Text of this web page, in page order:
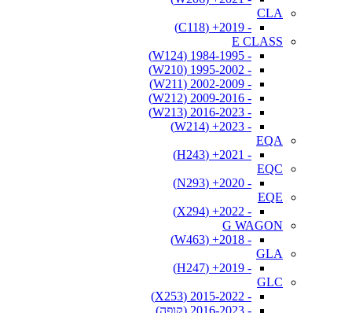
CLA
- 2019+ (C118)
E CLASS
- 1984-1995 (W124)
- 1995-2002 (W210)
- 2002-2009 (W211)
- 2009-2016 (W212)
- 2016-2023 (W213)
- 2023+ (W214)
EQA
- 2021+ (H243)
EQC
- 2020+ (N293)
EQE
- 2022+ (X294)
G WAGON
- 2018+ (W463)
GLA
- 2019+ (H247)
GLC
- 2015-2022 (X253)
- 2016-2023 (קופה)